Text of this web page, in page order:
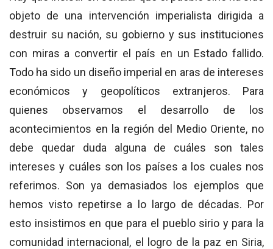
objeto de una intervención imperialista dirigida a
destruir su nación, su gobierno y sus instituciones
con miras a convertir el país en un Estado fallido.
Todo ha sido un diseño imperial en aras de intereses
económicos y geopolíticos extranjeros. Para
quienes observamos el desarrollo de los
acontecimientos en la región del Medio Oriente, no
debe quedar duda alguna de cuáles son tales
intereses y cuáles son los países a los cuales nos
referimos. Son ya demasiados los ejemplos que
hemos visto repetirse a lo largo de décadas. Por
esto insistimos en que para el pueblo sirio y para la
comunidad internacional, el logro de la paz en Siria,